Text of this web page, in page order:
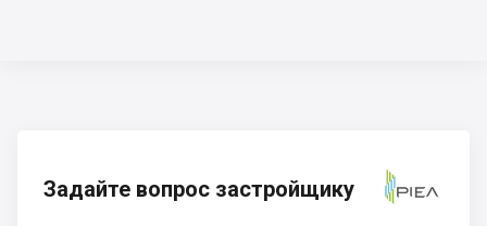
Задайте вопрос застройщику